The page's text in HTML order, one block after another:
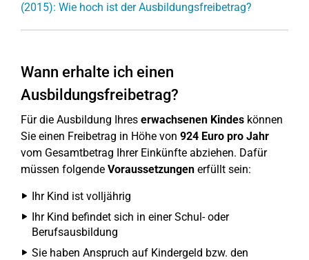
(2015): Wie hoch ist der Ausbildungsfreibetrag?
Wann erhalte ich einen
Ausbildungsfreibetrag?
Für die Ausbildung Ihres erwachsenen Kindes können
Sie einen Freibetrag in Höhe von 924 Euro pro Jahr
vom Gesamtbetrag Ihrer Einkünfte abziehen. Dafür
müssen folgende Voraussetzungen erfüllt sein:
Ihr Kind ist volljährig
Ihr Kind befindet sich in einer Schul- oder
Berufsausbildung
Sie haben Anspruch auf Kindergeld bzw. den